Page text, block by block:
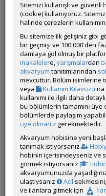
Hiko
Çevrim Dışı
Özel Üye
Son Güncelleme Zamanı:Dün
İl / İlçe / Semt:Ankara /
İrtibat Bilgileri:05075132959
Nakliye ile İlgili Ek Bilgiler:
Satılan Canlı:Cyprichromis
Adet Fiyatı:2,5 cm yavru 300
yavru 400 TL
Toplu Alım Fiyatı:
Adedi:30-35 civarı
Boyu:2,5 - 3 - 4 - 5 cm
Diğer Ek Bilgiler:Kendi F1
tamamen yerli üretimdir ve
damızlıklarımın anne
balıklardır. Fikir vermesi
fotoğraflarını da ekledim,
Sitemizi kullanışlı ve
(cookie) kullanıyoruz.
halinde çerezlerin
Bu sitemize ilk gelişiniz gibi
bir geçmişi ve 100.000'den
damlaya göl olmuş bir
makalelere,yarışmalardan
akvaryum tanıtımlarından
mevcuttur. Bölüm isimlerine
veya
Kullanım Kılavuzu'na
kullanımı ile ilgili daha
bu bölümlerin tamamını
bölümlerde paylaşım
üye olmanız gerekmektedir.
Akvaryum hobisine yeni
tanımak istiyorsanız
hobinin içerisindeyseniz ve
görmek istiyorsanız
akvaryumunuzda
ulaştıysanız
Acil
ve ilanlara gitmek için